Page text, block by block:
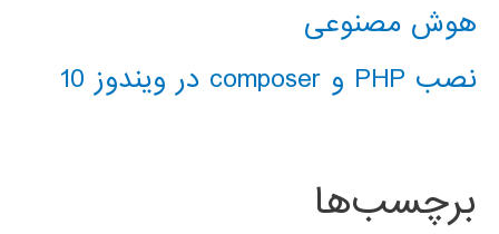
هوش مصنوعی
نصب PHP و composer در ویندوز 10
برچسب‌ها